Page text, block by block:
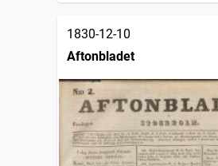
1830-12-10
Aftonbladet